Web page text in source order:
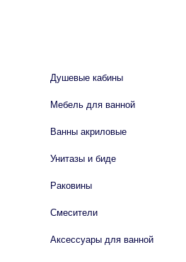
Душевые кабины
Мебель для ванной
Ванны акриловые
Унитазы и биде
Раковины
Смесители
Аксессуары для ванной